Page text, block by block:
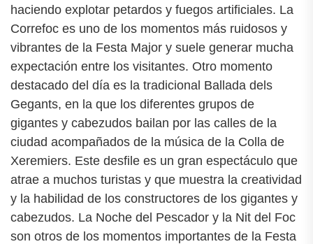
haciendo explotar petardos y fuegos artificiales. La
Correfoc es uno de los momentos más ruidosos y
vibrantes de la Festa Major y suele generar mucha
expectación entre los visitantes. Otro momento
destacado del día es la tradicional Ballada dels
Gegants, en la que los diferentes grupos de
gigantes y cabezudos bailan por las calles de la
ciudad acompañados de la música de la Colla de
Xeremiers. Este desfile es un gran espectáculo que
atrae a muchos turistas y que muestra la creatividad
y la habilidad de los constructores de los gigantes y
cabezudos. La Noche del Pescador y la Nit del Foc
son otros de los momentos importantes de la Festa